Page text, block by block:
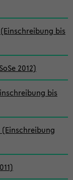
bis
2012)
bis